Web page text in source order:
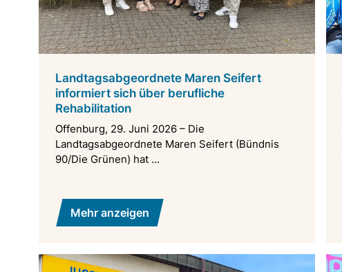
Landtagsabgeordnete Maren Seifert
informiert sich über berufliche
Rehabilitation
Offenburg, 29. Juni 2026 – Die
Landtagsabgeordnete Maren Seifert (Bündnis
90/Die Grünen) hat ...
Mehr anzeigen